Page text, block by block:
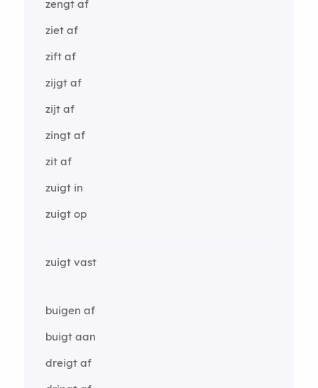
zengt af
ziet af
zift af
zijgt af
zijt af
zingt af
zit af
zuigt in
zuigt op
zuigt vast
buigen af
buigt aan
dreigt af